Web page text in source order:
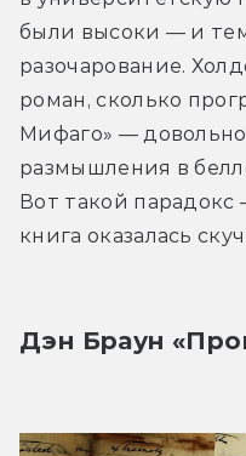
были высоки — и
разочарование.
роман, сколько
Мифаго» —
размышления в
Вот такой парадокс
книга оказалась
Дэн Браун